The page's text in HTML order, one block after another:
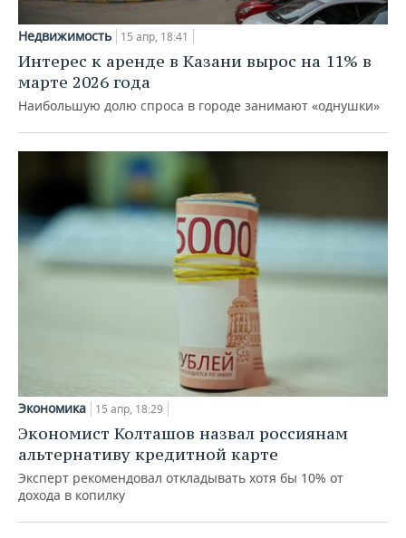
Недвижимость 15 апр, 18:41
Интерес к аренде в Казани вырос на 11% в
марте 2026 года
Наибольшую долю спроса в городе занимают «однушки»
Экономика 15 апр, 18:29
Экономист Колташов назвал россиянам
альтернативу кредитной карте
Эксперт рекомендовал откладывать хотя бы 10% от
дохода в копилку